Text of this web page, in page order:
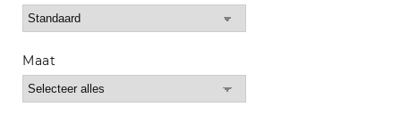
Sort Products
Maat